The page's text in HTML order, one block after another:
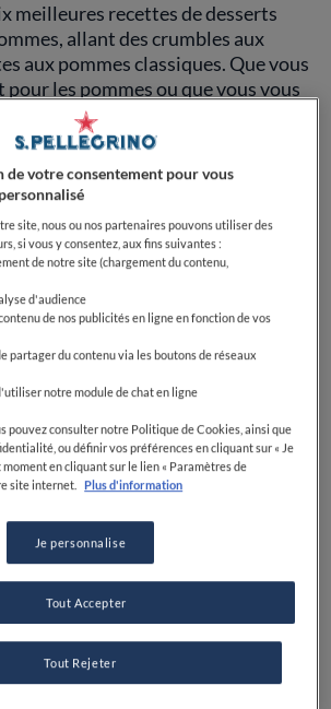
meilleures recettes de desserts
allant des crumbles aux
aux pommes classiques. Que vous
pour les pommes ou que vous vous
abondance de ces fruits et que
façons nutritionnelles de les
délicieuses et respectueuses de
pour le petit-déjeuner ou le
pendant la saison automnale.
aux pommes
de votre consentement pour vous
site, nous ou nos partenaires pouvons utiliser des
si vous y consentez, aux fins suivantes :
de notre site (chargement du contenu,
d'audience
de nos publicités en ligne en fonction de vos
partager du contenu via les boutons de réseaux
notre module de chat en ligne
pouvez consulter notre Politique de Cookies, ainsi que
ou définir vos préférences en cliquant sur « Je
en cliquant sur le lien « Paramètres de
site internet.
Plus d'information
Je personnalise
Tout Rejeter
Tout Accepter